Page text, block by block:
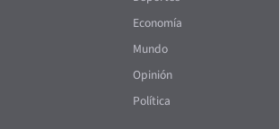
Economía
Mundo
Opinión
Política